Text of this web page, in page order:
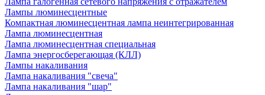
Лампы люминесцентные
Компактная люминесцентная лампа неинтегрированная
Лампа люминесцентная
Лампа люминесцентная специальная
Лампа энергосберегающая (КЛЛ)
Лампы накаливания
Лампа накаливания "свеча"
Лампа накаливания "шар"